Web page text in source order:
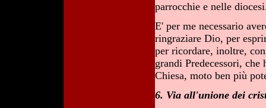
parrocchie e nelle
E' per me necessario
ringraziare Dio, per
per ricordare, inoltre,
grandi Predecessori,
Chiesa, moto ben più
6. Via all'unione dei